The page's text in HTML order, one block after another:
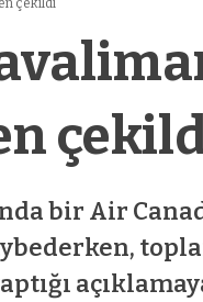
çekildi
bir Air